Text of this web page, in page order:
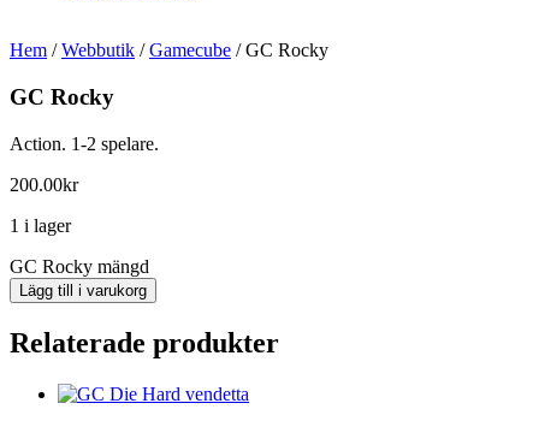
Hem /Webbutik /Gamecube / GC Rocky
GC Rocky
Action. 1-2 spelare.
200.00kr
1 i lager
GC Rocky mängd
Lägg till i varukorg
Relaterade produkter